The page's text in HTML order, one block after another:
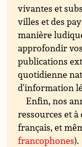
vivantes et
villes et des
manière
approfondir
publications
quotidienne
d'information
Enfin, nos
ressources et
français, et
francophones).